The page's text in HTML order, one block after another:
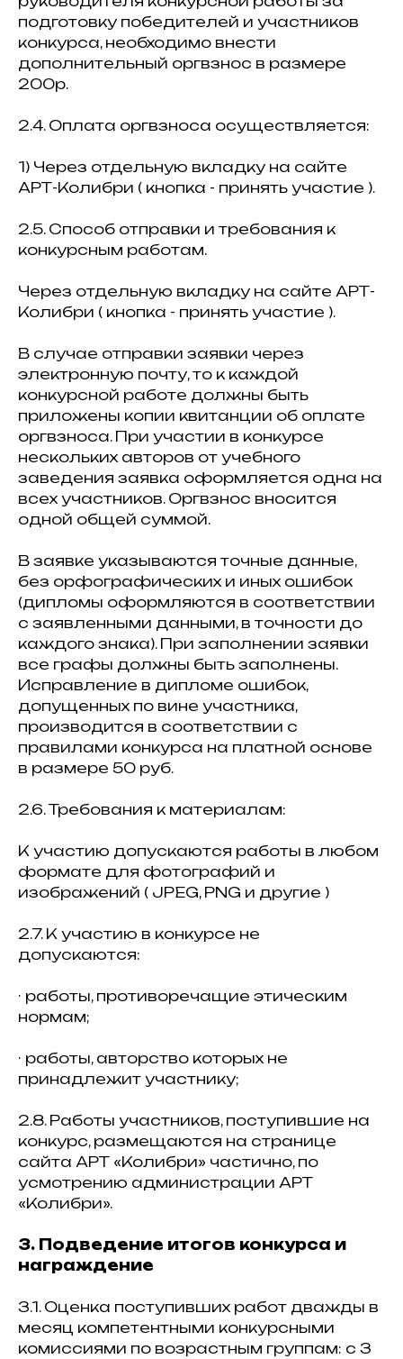
подготовку победителей и участников
конкурса, необходимо внести
дополнительный оргвзнос в размере
200р.
2.4. Оплата оргвзноса осуществляется:
1) Через отдельную вкладку на сайте
АРТ-Колибри ( кнопка - принять участие ).
2.5. Способ отправки и требования к
конкурсным работам.
Через отдельную вкладку на сайте АРТ-
Колибри ( кнопка - принять участие ).
В случае отправки заявки через
электронную почту, то к каждой
конкурсной работе должны быть
приложены копии квитанции об оплате
оргвзноса. При участии в конкурсе
нескольких авторов от учебного
заведения заявка оформляется одна на
всех участников. Оргвзнос вносится
одной общей суммой.
В заявке указываются точные данные,
без орфографических и иных ошибок
(дипломы оформляются в соответствии
с заявленными данными, в точности до
каждого знака). При заполнении заявки
все графы должны быть заполнены.
Исправление в дипломе ошибок,
допущенных по вине участника,
производится в соответствии с
правилами конкурса на платной основе
в размере 50 руб.
2.6. Требования к материалам:
К участию допускаются работы в любом
формате для фотографий и
изображений ( JPEG, PNG и другие )
2.7. К участию в конкурсе не
допускаются:
· работы, противоречащие этическим
нормам;
· работы, авторство которых не
принадлежит участнику;
2.8. Работы участников, поступившие на
конкурс, размещаются на странице
сайта АРТ «Колибри» частично, по
усмотрению администрации АРТ
«Колибри».
3. Подведение итогов конкурса и
награждение
3.1. Оценка поступивших работ дважды в
месяц компетентными конкурсными
комиссиями по возрастным группам: с 3